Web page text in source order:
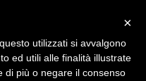
×
utilizzati si avvalgono
ed utili alle finalità illustrate
di più o negare il consenso